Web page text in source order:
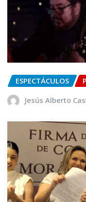
ESPECTÁCULOS
Jesús Alberto